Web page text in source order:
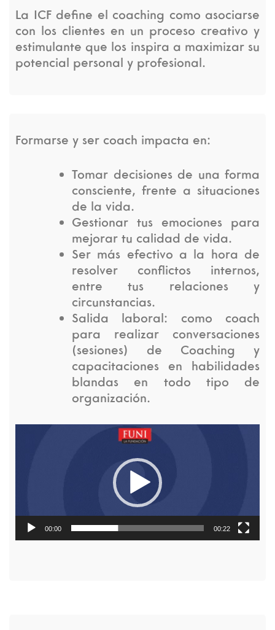
La ICF define el coaching como asociarse
con los clientes en un proceso creativo y
estimulante que los inspira a maximizar su
potencial personal y profesional.
Formarse y ser coach impacta en:
Tomar decisiones de una forma
consciente, frente a situaciones
de la vida.
Gestionar tus emociones para
mejorar tu calidad de vida.
Ser más efectivo a la hora de
resolver conflictos internos,
entre tus relaciones y
circunstancias.
Salida laboral: como coach
para realizar conversaciones
(sesiones) de Coaching y
capacitaciones en habilidades
blandas en todo tipo de
organización.
00:00 00:22